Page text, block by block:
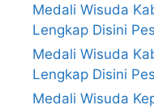
Medali Wisuda
Lengkap Disini
Medali Wisuda
Lengkap Disini
Medali Wisuda